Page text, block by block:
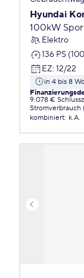
Hyundai
100kW
Elektro
136 PS
EZ: 12/22
in 4 bis 8
9.078 €
Stromverbrauch
kombiniert: k.A.